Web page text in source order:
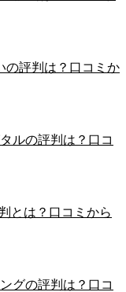
の評判は？口コミか
ルの評判は？口コ
とは？口コミから
グの評判は？口コ